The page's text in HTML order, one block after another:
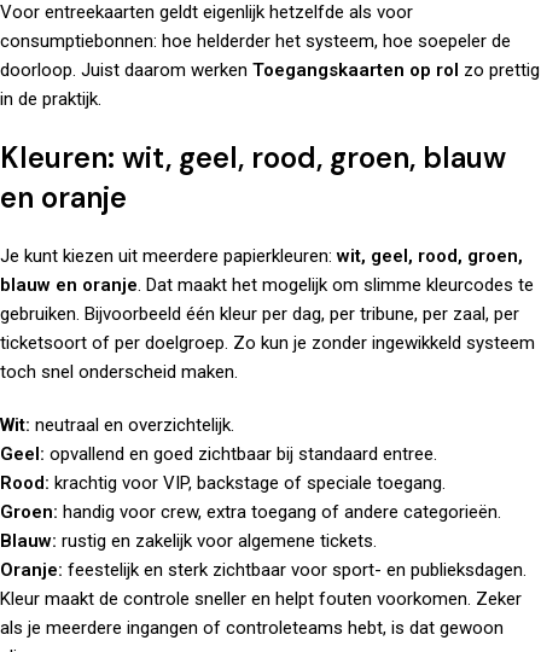
Voor entreekaarten geldt eigenlijk hetzelfde als voor
consumptiebonnen: hoe helderder het systeem, hoe soepeler de
doorloop. Juist daarom werken Toegangskaarten op rol zo prettig
in de praktijk.
Kleuren: wit, geel, rood, groen, blauw
en oranje
Je kunt kiezen uit meerdere papierkleuren:wit, geel, rood, groen,
blauw en oranje. Dat maakt het mogelijk om slimme kleurcodes te
gebruiken. Bijvoorbeeld één kleur per dag, per tribune, per zaal, per
ticketsoort of per doelgroep. Zo kun je zonder ingewikkeld systeem
toch snel onderscheid maken.
Wit: neutraal en overzichtelijk.
Geel: opvallend en goed zichtbaar bij standaard entree.
Rood: krachtig voor VIP, backstage of speciale toegang.
Groen: handig voor crew, extra toegang of andere categorieën.
Blauw: rustig en zakelijk voor algemene tickets.
Oranje: feestelijk en sterk zichtbaar voor sport- en publieksdagen.
Kleur maakt de controle sneller en helpt fouten voorkomen. Zeker
als je meerdere ingangen of controleteams hebt, is dat gewoon